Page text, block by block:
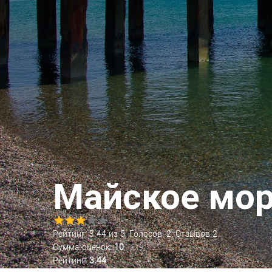
Майское
Рейтинг:3.44из5, Голосов:2, Отзывов2
Сумма оценок:10
Рейтинг:3.44